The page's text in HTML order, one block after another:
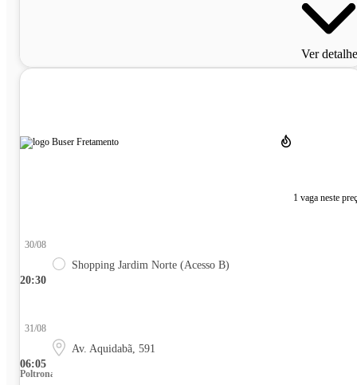
Ver
1 vaga neste
20:30
30/08
Shopping Jardim Norte (Acesso B)
06:05
31/08
Av. Aquidabã, 591
Poltrona